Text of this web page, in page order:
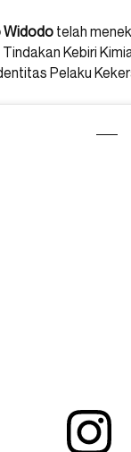
Widodo telah
Kebiri
Pelaku